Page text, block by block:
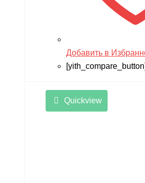
Добавить в
[yith_compare_button]
Quickview